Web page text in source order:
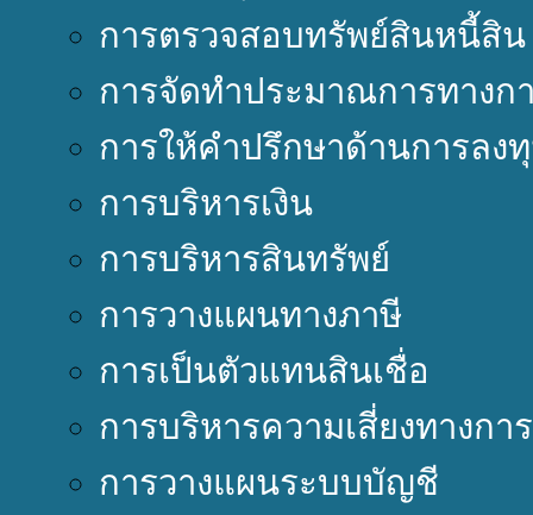
การตรวจสอบทรัพย์สินหนี้สิน
การจัดทำประมาณการทางก
การให้คำปรึกษาด้านการลง
การบริหารเงิน
การบริหารสินทรัพย์
การวางแผนทางภาษี
การเป็นตัวแทนสินเชื่อ
การบริหารความเสี่ยงทางกา
การวางแผนระบบบัญชี